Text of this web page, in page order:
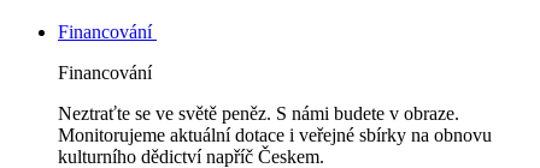
Financování
Financování
Neztraťte se ve světě peněz. S námi budete v obraze.
Monitorujeme aktuální dotace i veřejné sbírky na obnovu
kulturního dědictví napříč Českem.